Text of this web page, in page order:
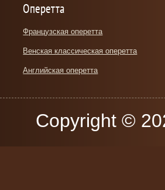
Оперетта
Французская оперетта
Венская классическая оперетта
Английская оперетта
Copyright ©